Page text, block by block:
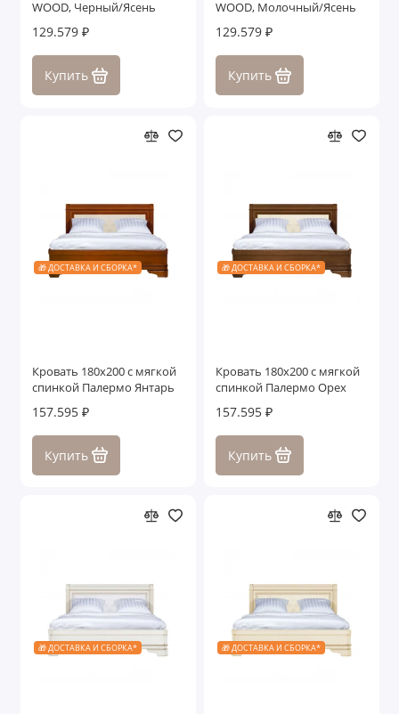
WOOD, Черный/Ясень
129.579 ₽
Купить
WOOD, Молочный/Ясень
129.579 ₽
Купить
🎁 ДОСТАВКА И СБОРКА*
Кровать 180x200 с мягкой
спинкой Палермо Янтарь
157.595 ₽
Купить
🎁 ДОСТАВКА И СБОРКА*
Кровать 180x200 с мягкой
спинкой Палермо Орех
157.595 ₽
Купить
🎁 ДОСТАВКА И СБОРКА* 🎁 ДОСТАВКА И СБОРКА*